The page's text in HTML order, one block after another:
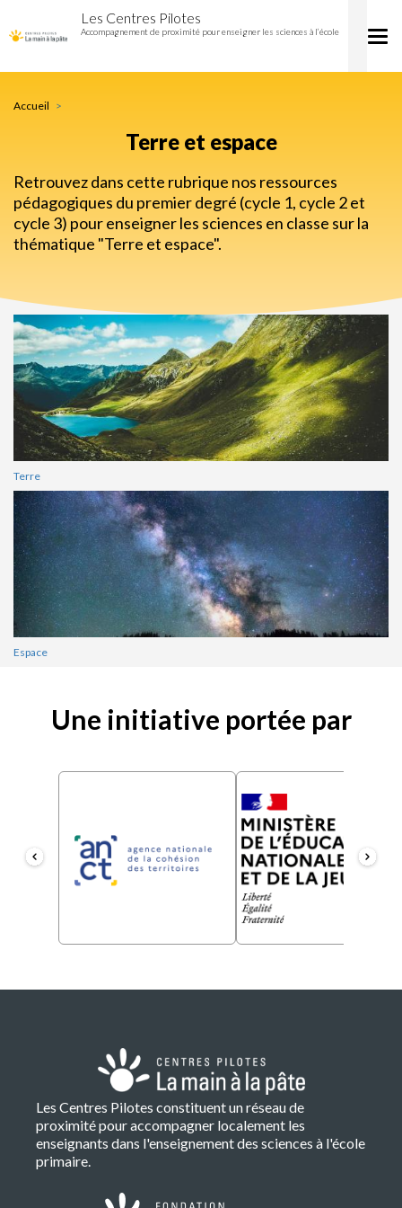
espace
au
contenu
Les Centres Pilotes
Accompagnement de proximité pour enseigner les sciences à l’école
Accueil
Terre et espace
Retrouvez dans cette rubrique nos ressources
pédagogiques du premier degré (cycle 1, cycle 2 et
cycle 3) pour enseigner les sciences en classe sur la
thématique "Terre et espace".
Terre
Espace
Une initiative portée par
Les Centres Pilotes constituent un réseau de
proximité pour accompagner localement les
enseignants dans l'enseignement des sciences à l'école
primaire.